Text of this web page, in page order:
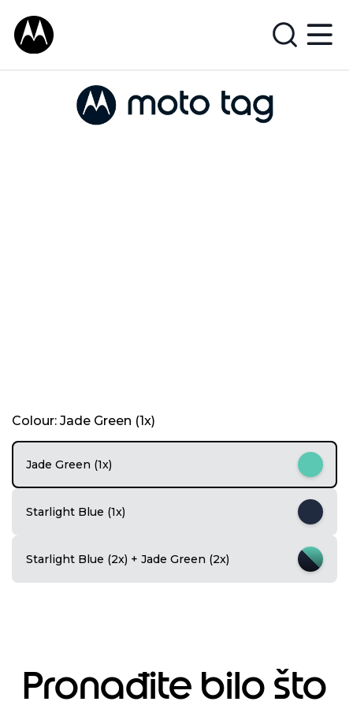
t
Colour: Jade Green (1x)
Jade Green (1x)
Starlight Blue (1x)
Starlight Blue (2x) + Jade Green (2x)
Pronađite bilo što